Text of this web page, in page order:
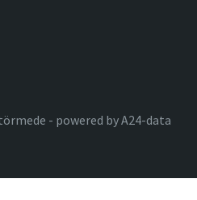
- powered by A24-data